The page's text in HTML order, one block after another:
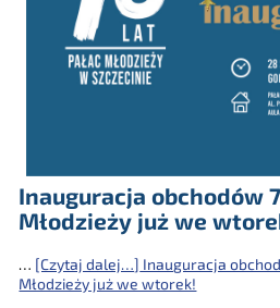
Inauguracja obchodów
Młodzieży już we
… [Czytaj dalej…] Inauguracja
Młodzieży już we wtorek!